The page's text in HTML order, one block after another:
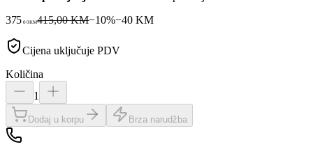
375 00KM415,00 KM−10%−40 KM
Cijena uključuje PDV
Količina
1
Dodaj u korpu Brza narudžba